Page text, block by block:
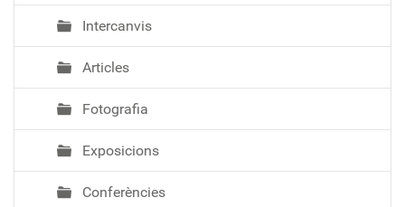
Intercanvis
Articles
Fotografia
Exposicions
Conferències